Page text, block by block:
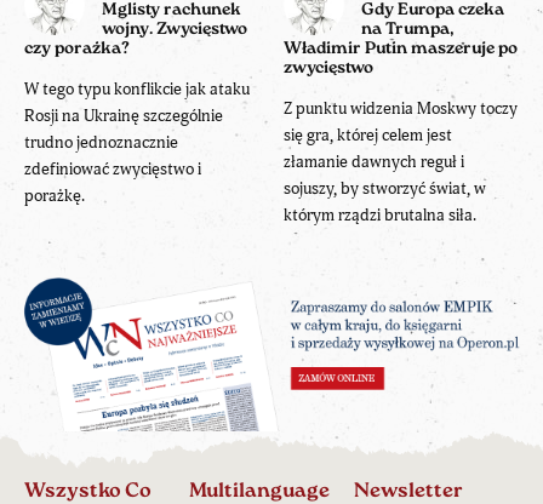
Mglisty rachunek
wojny. Zwycięstwo
czy porażka?
W tego typu konflikcie jak ataku
Rosji na Ukrainę szczególnie
trudno jednoznacznie
zdefiniować zwycięstwo i
porażkę.
Gdy Europa czeka
na Trumpa,
Władimir Putin maszeruje po
zwycięstwo
Z punktu widzenia Moskwy toczy
się gra, której celem jest
złamanie dawnych reguł i
sojuszy, by stworzyć świat, w
którym rządzi brutalna siła.
Wszystko Co
Multilanguage Newsletter